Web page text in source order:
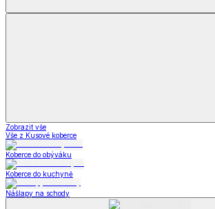
Zobrazit vše
Vše z Kusové koberce
Koberce do obýváku
Koberce do kuchyně
Nášlapy na schody